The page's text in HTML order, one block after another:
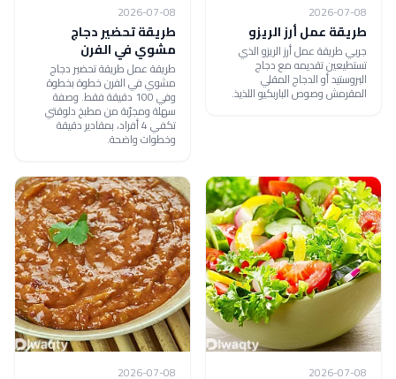
2026-07-08
طريقة عمل أرز الريزو
جربي طريقة عمل أرز الريزو الذي
تستطيعين تقديمه مع دجاج
البروستيد أو الدجاج المقلي
المقرمش وصوص الباربكيو اللذيذ.
2026-07-08
طريقة تحضير دجاج
مشوي في الفرن
طريقة عمل طريقة تحضير دجاج
مشوي في الفرن خطوة بخطوة
وفي 100 دقيقة فقط. وصفة
سهلة ومجرّبة من مطبخ دلوقتي
تكفي 4 أفراد، بمقادير دقيقة
وخطوات واضحة.
2026-07-08
2026-07-08